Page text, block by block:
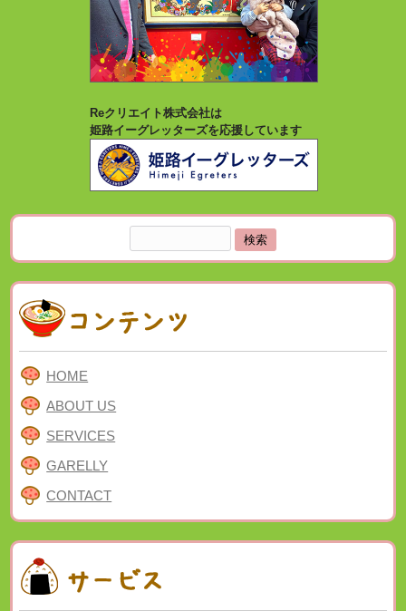
Reクリエイト株式会社は
姫路イーグレッターズを応援しています
索:
HOME
ABOUT US
SERVICES
GARELLY
CONTACT